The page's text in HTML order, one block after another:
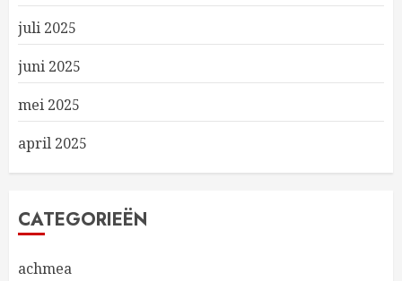
juli 2025
juni 2025
mei 2025
april 2025
CATEGORIEËN
achmea